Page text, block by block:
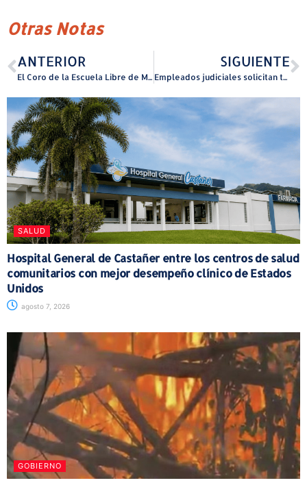
Otras Notas
ANTERIOR
El Coro de la Escuela Libre de Música de Humacao cantará en Carnegie Hall por su 41 Aniversario
SIGUIENTE
Empleados judiciales solicitan trabajar remoto ante el alto costo de vida
SALUD
Hospital General de Castañer entre los centros de salud
comunitarios con mejor desempeño clínico de Estados
Unidos
agosto 7, 2026
GOBIERNO